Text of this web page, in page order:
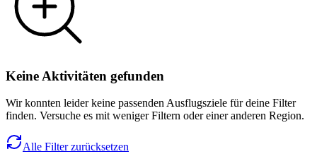
Keine Aktivitäten gefunden
Wir konnten leider keine passenden Ausflugsziele für deine Filter
finden. Versuche es mit weniger Filtern oder einer anderen Region.
Alle Filter zurücksetzen